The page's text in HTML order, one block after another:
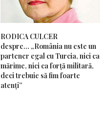
RODICA CULCER
despre… „România nu este un
partener egal cu Turcia, nici ca
mărime, nici ca forță militară,
deci trebuie să fim foarte
atenți”